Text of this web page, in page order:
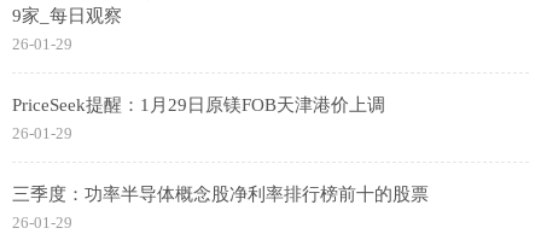
9家_每日观察
26-01-29
PriceSeek提醒：1月29日原镁FOB天津港价上调
26-01-29
三季度：功率半导体概念股净利率排行榜前十的股票
26-01-29